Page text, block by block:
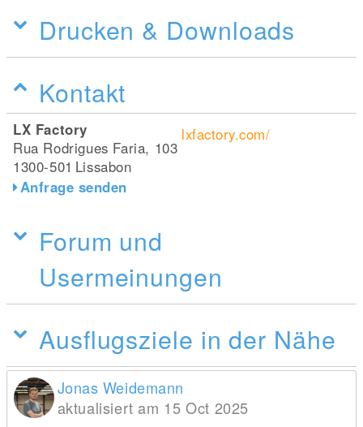
Drucken & Downloads
Kontakt
LX Factory
Rua Rodrigues Faria, 103
1300-501 Lissabon
Anfrage senden
lxfactory.com/
Forum und
Usermeinungen
Ausflugsziele in der Nähe
Jonas Weidemann
aktualisiert am 15 Oct 2025